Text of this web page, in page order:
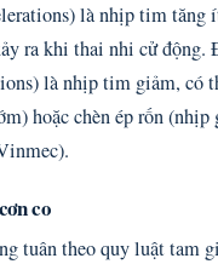
là nhịp tim
ra khi thai nhi cử
là nhịp tim giảm, có
hoặc chèn ép rốn
co
tuân theo quy luật tam